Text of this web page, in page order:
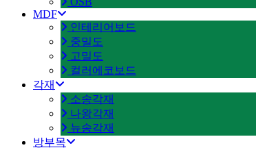
MDF
인테리어보드
중밀도
고밀도
컬러에코보드
각재
소송각재
나왕각재
뉴송각재
방부목